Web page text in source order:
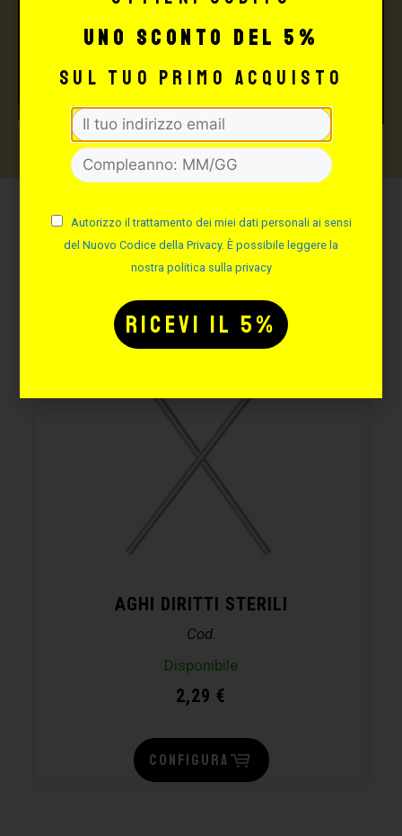
Potrebbe interessarti
anche:
AGHI DIRITTI STERILI
Cod.
Disponibile
2,29 €
CONFIGURA
uno sconto del 5%
sul tuo primo acquisto
Autorizzo il trattamento dei miei dati personali ai sensi
del Nuovo Codice della Privacy. È possibile leggere la
nostra politica sulla privacy